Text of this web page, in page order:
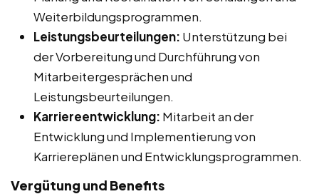
Weiterbildungsprogrammen.
Leistungsbeurteilungen: Unterstützung bei
der Vorbereitung und Durchführung von
Mitarbeitergesprächen und
Leistungsbeurteilungen.
Karriereentwicklung: Mitarbeit an der
Entwicklung und Implementierung von
Karriereplänen und Entwicklungsprogrammen.
Vergütung und Benefits